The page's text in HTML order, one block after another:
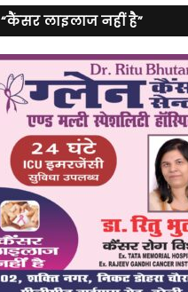
“कैंसर लाइलाज नहीं है”